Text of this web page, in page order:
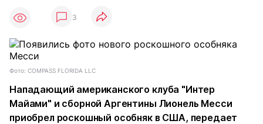
3
Фото: COMPASS FLORIDA LLC
Нападающий американского клуба "Интер
Майами" и сборной Аргентины Лионель Месси
приобрел роскошный особняк в США, передает